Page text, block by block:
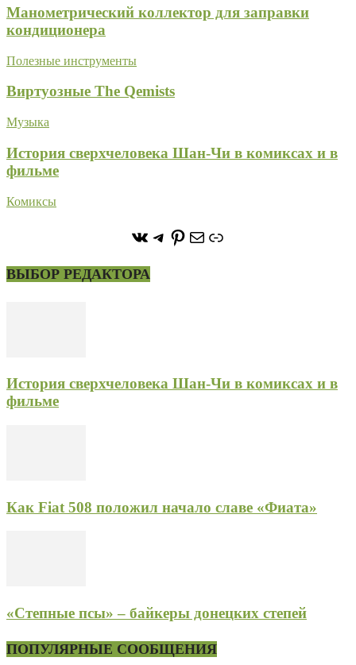
Манометрический коллектор для заправки
кондиционера
Полезные инструменты
Виртуозные The Qemists
Музыка
История сверхчеловека Шан-Чи в комиксах и в
фильме
Комиксы
https://vk.com/
https://t.me/stoneforest
https://
ПочтаСсылка
ВЫБОР РЕДАКТОРА
История сверхчеловека Шан-Чи в комиксах и в
фильме
Как Fiat 508 положил начало славе «Фиата»
«Степные псы» – байкеры донецких степей
ПОПУЛЯРНЫЕ СООБЩЕНИЯ